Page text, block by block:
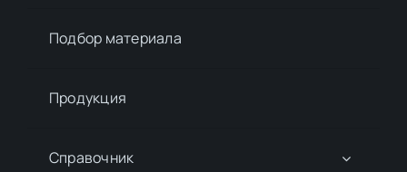
Подбор материалa
Продукция
Справочник